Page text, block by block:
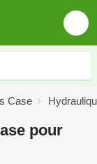
Case
pour